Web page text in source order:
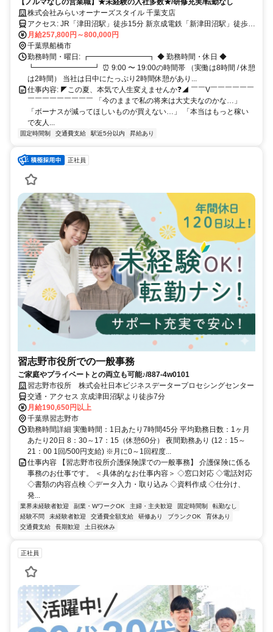
【ノルマなしの営業職】★未経験の入社多数★/研修充実/転勤なし
株式会社みらいオーナーズスタイル 千葉支店
アクセス: JR「津田沼駅」徒歩15分 新京成電鉄「新津田沼駅」徒歩9
分 ※転勤なし！地元で稼げます！
月給257,800円～800,000円
千葉県船橋市
勤務時間・曜日: ┏━━━━━━━━┓ ◆ 勤務時間・休日 ◆
┗━━━━━━━━┛ ⏰ 9:00 〜 19:00の時間帯 （実働は8時間 / 休憩
は2時間） 当社は日中にたっぷり2時間休憩があり...
仕事内容: ◤この夏、本気で人生変えませんか❓◢ ￣￣V￣￣￣￣￣￣
￣￣￣￣￣￣￣￣￣ 「今のままで私の将来は大丈夫なのかな…」
「ボーナスが減ってほしいものが買えない…」 「本当はもっと稼い
で友人...
固定時間制 交通費支給 駅近5分以内 昇給あり
正社員
習志野市役所での一般事務
ご家庭やプライベートとの両立も可能♪/887-4w0101
習志野市役所 株式会社日本ビジネスデータープロセシングセンター
交通・アクセス 京成津田沼駅より徒歩7分
月給190,650円以上
千葉県習志野市
勤務時間詳細 実働時間：1日あたり7時間45分 平均勤務日数：1ヶ月
あたり20日 8：30～17：15（休憩60分） 夜間勤務あり (12：15～
21：00 1回/500円支給) ※月に0～1回程度...
仕事内容 【習志野市役所介護保険課での一般事務】 介護保険に係る
事務のお仕事です。 ＜具体的なお仕事内容＞ ◇窓口対応 ◇電話対応
◇書類の内容点検 ◇データ入力・取り込み ◇資料作成 ◇仕分け、
発...
業界未経験者歓迎 副業・WワークOK 主婦・主夫歓迎 固定時間制
転勤なし
経験不問
未経験者歓迎 交通費全額支給 研修あり ブランクOK
育休あり
交通費支給
長期歓迎 土日祝休み
正社員